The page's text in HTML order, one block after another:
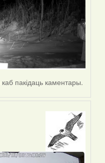
каб пакідаць каментары.